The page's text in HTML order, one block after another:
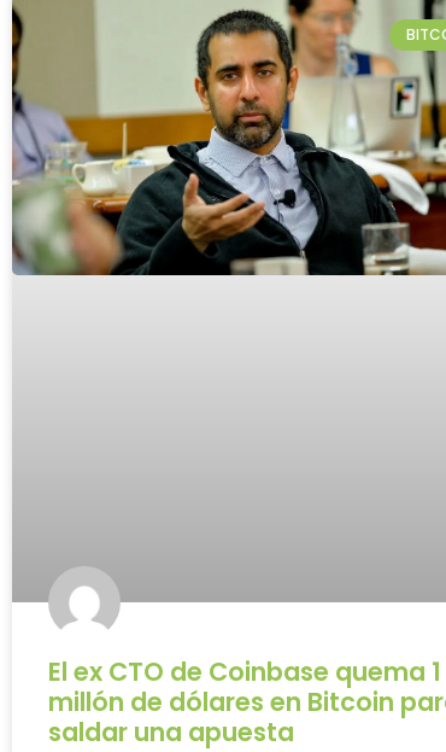
El ex CTO de Coinbase quema 1
millón de dólares en Bitcoin
saldar una apuesta